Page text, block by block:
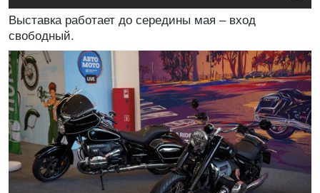
Выставка работает до середины мая – вход
свободный.